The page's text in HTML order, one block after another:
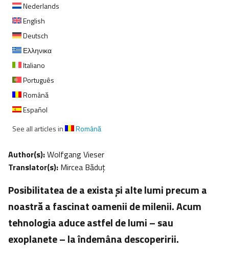
Nederlands
English
Deutsch
Ελληνικα
Italiano
Português
Română
Español
See all articles in
Română
Author(s):Wolfgang Vieser
Translator(s): Mircea Băduţ
Posibilitatea de a exista şi alte lumi precum a
noastră a fascinat oamenii de milenii. Acum
tehnologia aduce astfel de lumi – sau
exoplanete – la îndemâna descoperirii.